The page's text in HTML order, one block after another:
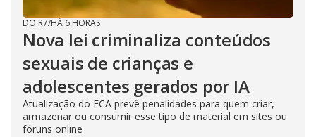
DO R7/HÁ 6 HORAS
Nova lei criminaliza conteúdos
sexuais de crianças e
adolescentes gerados por IA
Atualização do ECA prevê penalidades para quem criar,
armazenar ou consumir esse tipo de material em sites ou
fóruns online